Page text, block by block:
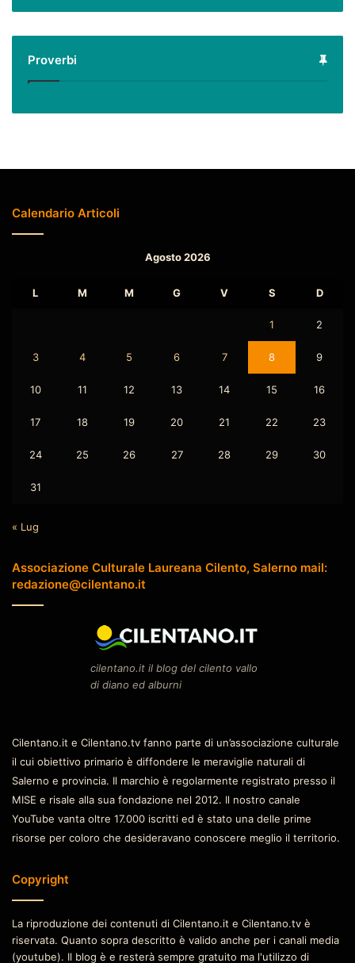
Proverbi
Calendario Articoli
Agosto 2026
L M M G V S D
1 2
3 4 5 6 7 8 9
10 11 12 13 14 15 16
17 18 19 20 21 22 23
24 25 26 27 28 29 30
31
« Lug
Associazione Culturale Laureana Cilento, Salerno mail:
redazione@cilentano.it
cilentano.it il blog del cilento vallo
di diano ed alburni
Cilentano.it e Cilentano.tv fanno parte di un’associazione culturale
il cui obiettivo primario è diffondere le meraviglie naturali di
Salerno e provincia. Il marchio è regolarmente registrato presso il
MISE e risale alla sua fondazione nel 2012. Il nostro canale
YouTube vanta oltre 17.000 iscritti ed è stato una delle prime
risorse per coloro che desideravano conoscere meglio il territorio.
Copyright
La riproduzione dei contenuti di Cilentano.it e Cilentano.tv è
riservata. Quanto sopra descritto è valido anche per i canali media
(youtube). Il blog è e resterà sempre gratuito ma l'utilizzo di